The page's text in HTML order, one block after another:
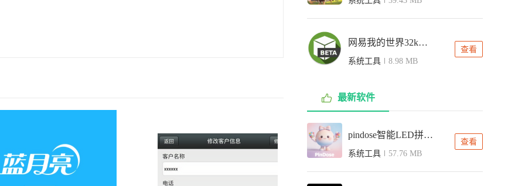
网易我的世界32k修改器
系统工具 8.98 MB
查看
最新软件
pindose智能LED拼豆板
系统工具 57.76 MB
查看